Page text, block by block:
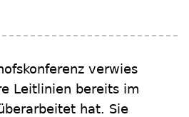
verwies
Leitlinien bereits im
hat. Sie